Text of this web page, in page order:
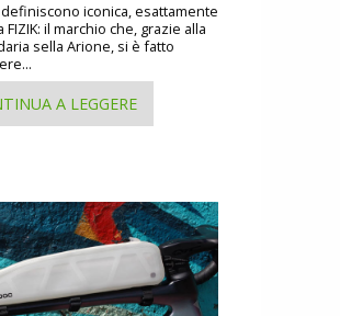
iconica, esattamente
FIZIK: il marchio che, grazie alla
sella Arione, si è fatto
A LEGGERE